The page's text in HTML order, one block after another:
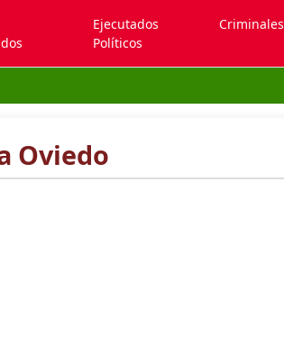
Ejecutados
Políticos
Criminales
Oviedo